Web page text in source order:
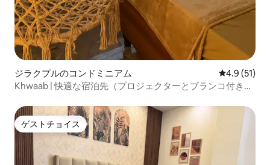
ジラクプルのコンドミニアム レビュー51
4.9 (51)
Khwaab | 快適な宿泊先（プロジェクターとブランコ付き）|
ゲストチョイス
ゲストチョイス